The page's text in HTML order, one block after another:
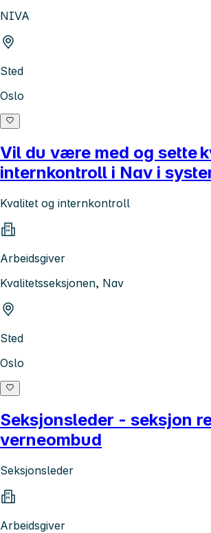
NIVA
Sted
Oslo
Vil du være med og sette
internkontroll i Nav i
Kvalitet og internkontroll
Arbeidsgiver
Kvalitetsseksjonen, Nav
Sted
Oslo
Seksjonsleder - seksjon
verneombud
Seksjonsleder
Arbeidsgiver